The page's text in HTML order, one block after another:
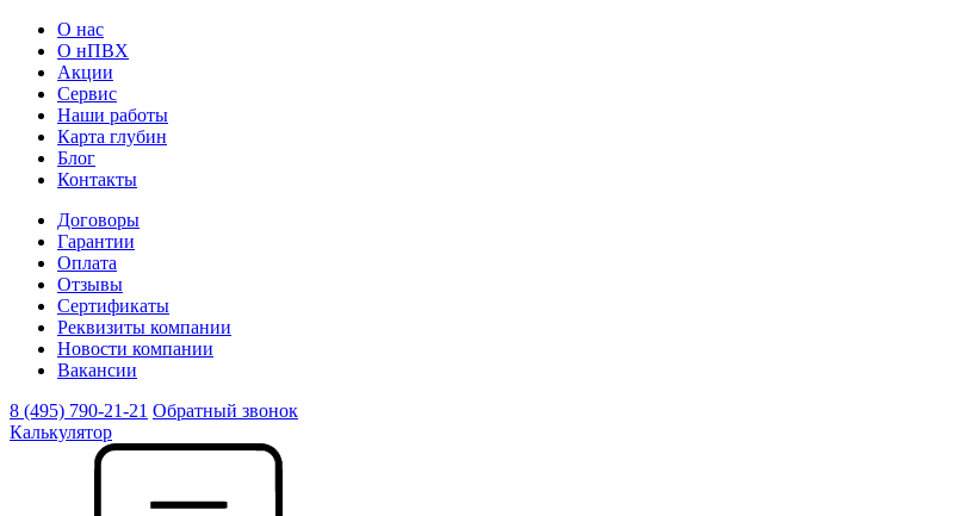
О нас
О нПВХ
Акции
Сервис
Наши работы
Карта глубин
Блог
Контакты
Договоры
Гарантии
Оплата
Отзывы
Сертификаты
Реквизиты компании
Новости компании
Вакансии
8 (495) 790-21-21 Обратный звонок
Калькулятор